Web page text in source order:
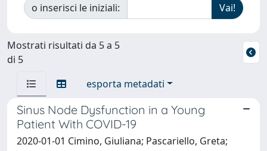
o inserisci le iniziali:
Mostrati risultati da 5 a 5
di 5
esporta metadati
Sinus Node Dysfunction in a Young
Patient With COVID-19
2020-01-01 Cimino, Giuliana; Pascariello, Greta;